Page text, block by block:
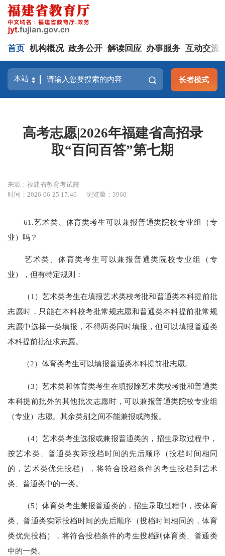
首页 机构概况 政务公开 解读回应 办事服务 互动交流
长者模式
高考志愿|2026年福建省高招录
取“百问百答”第七期
来源：福建省教育考试院
时间：2026-06-25 17:46
浏览量：3960
61.艺术类、体育类考生可以兼报普通类院校专业组（专
业）吗？
艺术类、体育类考生可以兼报普通类院校专业组（专
业），但有特定规则：
（1）艺术类考生在填报艺术类校考批和普通类本科提前批
志愿时，只能在本科校考批常规志愿和普通类本科提前批常规
志愿中选择一类填报，不得两类同时填报，但可以填报普通类
本科提前批征求志愿。
（2）体育类考生可以填报普通类本科提前批志愿。
（3）艺术类和体育类考生在填报除艺术类校考批和普通类
本科提前批外的其他批次志愿时，可以兼报普通类院校专业组
（专业）志愿。其余类别之间不能兼报或跨报。
（4）艺术类考生选报或兼报普通类的，招生录取过程中，
按艺术类、普通类实际投档时间的先后顺序（投档时间相同
的，艺术类优先投档），将符合投档条件的考生投档到艺术
类、普通类中的一类。
（5）体育类考生兼报普通类的，招生录取过程中，按体育
类、普通类实际投档时间的先后顺序（投档时间相同的，体育
类优先投档），将符合投档条件的考生投档到体育类、普通类
中的一类。